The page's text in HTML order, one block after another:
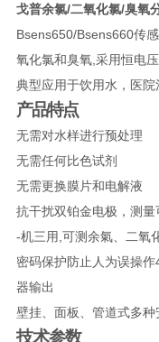
戈普余氯/二氧化氯/臭氧
Bsens650/Bsens660传
氧化氯和臭氧,采用恒电
典型应用于饮用水，医院
产品特点
无需对水样进行预处理
无需任何比色试剂
无需更换膜片和电解液
抗干扰双铂金电极，测
-机三用,可测余氣、二氧
密码保护防止人为误操
器输出
壁挂、面板、管道式多种
技术参数